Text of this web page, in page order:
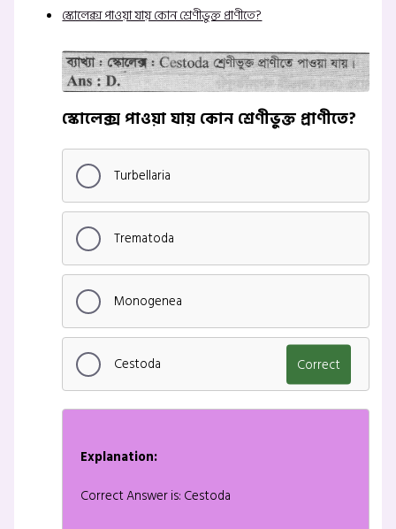
স্কোলেক্স পাওয়া যায় কোন শ্রেণীভুক্ত প্রাণীতে?
স্কোলেক্স পাওয়া যায় কোন শ্রেণীভুক্ত প্রাণীতে?
Turbellaria
Trematoda
Monogenea
Cestoda Correct
Explanation:
Correct Answer is: Cestoda